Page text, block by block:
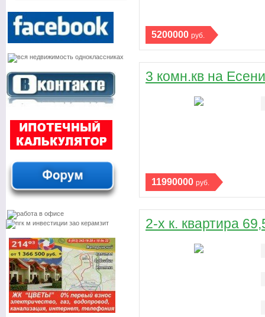
5200000 руб.
3 комн.кв на
11990000 руб.
2-х к. квартира